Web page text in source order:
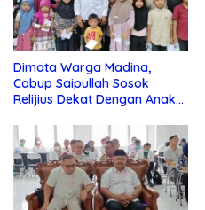
Dimata Warga Madina,
Cabup Saipullah Sosok
Relijius Dekat Dengan Anak